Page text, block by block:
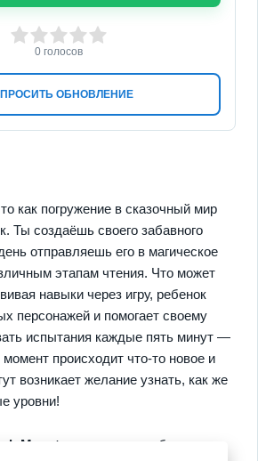
ОБНОВЛЕНИЕ
3 4 5
0 голосов
как погружение в сказочный мир
Ты создаёшь своего забавного
отправляешь его в магическое
этапам чтения. Что может
навыки через игру, ребенок
персонажей и помогает своему
испытания каждые пять минут —
происходит что-то новое и
возникает желание узнать, как же
уровни!
Monster
— это разнообразие